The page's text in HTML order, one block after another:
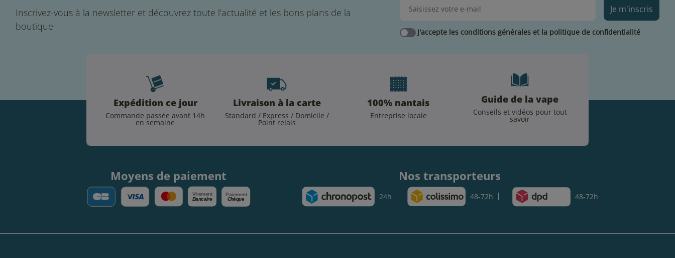
Inscrivez-vous à la newsletter et découvrez toute l'actualité et les bons plans de la
boutique
Je m'inscris
J'accepte les conditions générales et la politique de confidentialité
Expédition ce jour
Commande passée avant 14h
en semaine
Livraison à la carte
Standard / Express / Domicile /
Point relais
100% nantais
Entreprise locale
Guide de la vape
Conseils et vidéos pour tout
savoir
Moyens de paiement
Virement
Bancaire
Paiement
Chèque
Nos transporteurs
24h 48-72h 48-72h